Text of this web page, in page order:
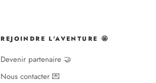
REJOINDRE L'AVENTURE 🤩
Devenir partenaire 🤝
Nous contacter 💌